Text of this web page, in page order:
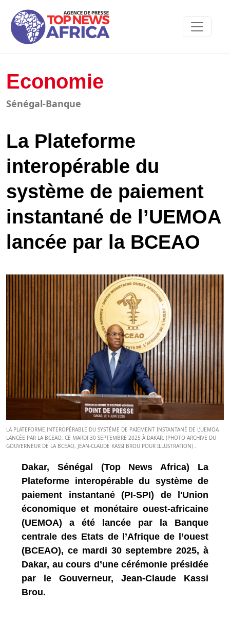
Economie
Sénégal-Banque
La Plateforme
interopérable du
système de paiement
instantané de l’UEMOA
lancée par la BCEAO
LA PLATEFORME INTEROPÉRABLE DU SYSTÈME DE PAIEMENT INSTANTANÉ DE L’UEMOA
LANCÉE PAR LA BCEAO, CE MARDI 30 SEPTEMBRE 2025 À DAKAR. (PHOTO ARCHIVE DU
GOUVERNEUR DE LA BCEAO, JEAN-CLAUDE KASSI BROU POUR ILLUSTRATION) .
Dakar, Sénégal (Top News Africa) La
Plateforme interopérable du système de
paiement instantané (PI-SPI) de l'Union
économique et monétaire ouest-africaine
(UEMOA) a été lancée par la Banque
centrale des Etats de l’Afrique de l’ouest
(BCEAO), ce mardi 30 septembre 2025, à
Dakar, au cours d’une cérémonie présidée
par le Gouverneur, Jean-Claude Kassi
Brou.